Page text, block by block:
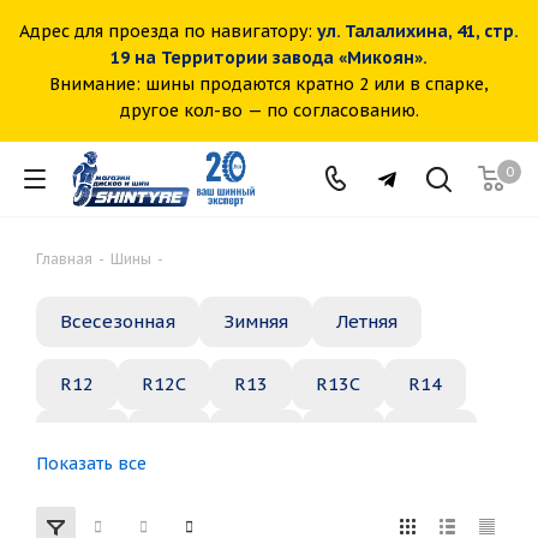
Адрес для проезда по навигатору: ул. Талалихина, 41, стр.
19 на Территории завода «Микоян».
Внимание: шины продаются кратно 2 или в спарке,
другое кол-во — по согласованию.
0
Главная - Шины -
Всесезонная Зимняя Летняя
R12 R12C R13 R13C R14
Показать все